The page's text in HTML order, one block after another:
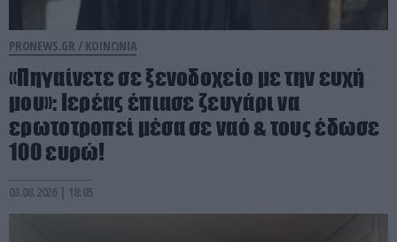
PRONEWS.GR / ΚΟΙΝΩΝΙΑ
«Πηγαίνετε σε ξενοδοχείο με την ευχή
μου»: Ιερέας έπιασε ζευγάρι να
ερωτοτροπεί μέσα σε ναό & τους έδωσε
100 ευρώ!
03.08.2026 | 18:05